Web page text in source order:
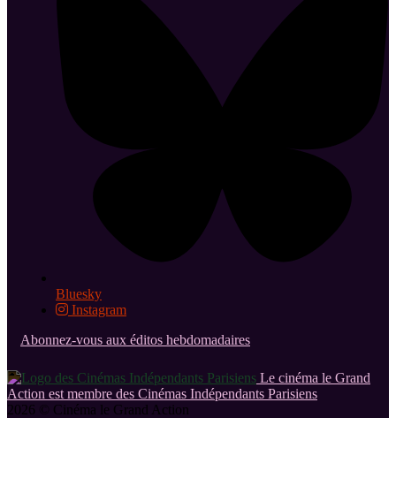
Bluesky
Instagram
Abonnez-vous aux éditos hebdomadaires
Le cinéma le Grand
Action est membre des Cinémas Indépendants Parisiens
2026 © Cinéma le Grand Action